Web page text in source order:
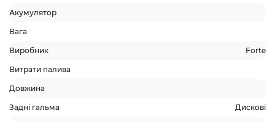
Акумулятор
Вага
Виробник Forte
Витрати палива
Довжина
Задні гальма Дискові